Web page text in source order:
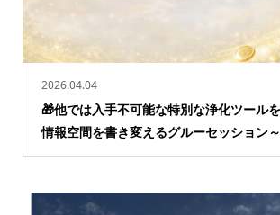
2026.04.04
🎁他では入手不可能な特別な浄化ツール
情報空間を書き変えるグルーセッション